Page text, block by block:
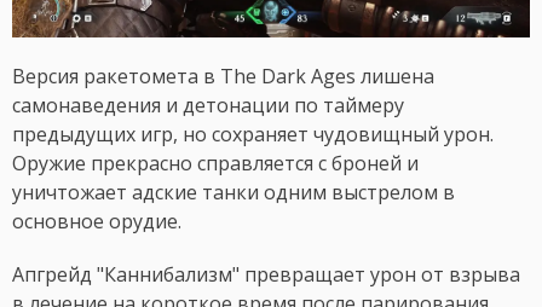
Версия ракетомета в The Dark Ages лишена
самонаведения и детонации по таймеру
предыдущих игр, но сохраняет чудовищный урон.
Оружие прекрасно справляется с броней и
уничтожает адские танки одним выстрелом в
основное орудие.
Апгрейд "Каннибализм" превращает урон от взрыва